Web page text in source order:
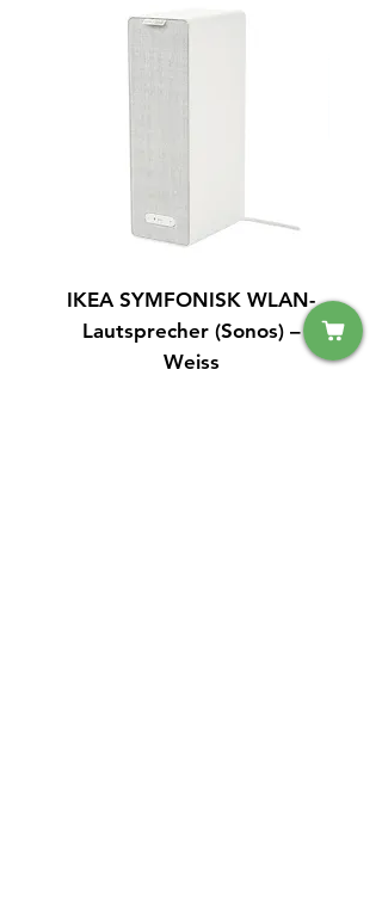
IKEA SYMFONISK WLAN-
Lautsprecher (Sonos) –
Weiss